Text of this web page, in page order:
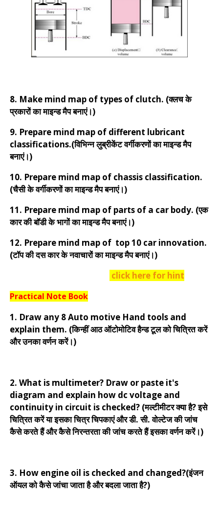
8. Make mind map of types of clutch. (क्लच के
प्रकारों का माइन्ड मैप बनाएं।)
9. Prepare mind map of different lubricant
classifications.(विभिन्न लुब्रीकेंट वर्गीकरणों का माइन्ड मैप
बनाएं।)
10. Prepare mind map of chassis classification.
(चैसी के वर्गीकरणों का माइन्ड मैप बनाएं।)
11. Prepare mind map of parts of a car body. (एक
कार की बॉडी के भागों का माइन्ड मैप बनाएं।)
12. Prepare mind map of top 10 car innovation.
(टॉप की दस कार के नवाचारों का माइन्ड मैप बनाएं।)
click here for hint
Practical Note Book
1. Draw any 8 Auto motive Hand tools and
explain them. (किन्हीं आठ ऑटोमोटिव हैन्ड टूल को चित्रित करें
और उनका वर्णन करें।)
2. What is multimeter? Draw or paste it's
diagram and explain how dc voltage and
continuity in circuit is checked? (मल्टीमीटर क्या है? इसे
चित्रित करें या इसका चित्र चिपकाएं और डी. सी. वोल्टेज की जांच
कैसे करते हैं और कैसे निरन्तरता की जांच करते हैं इसका वर्णन करें।)
3. How engine oil is checked and changed?(इंजन
ऑयल को कैसे जांचा जाता है और बदला जाता है?)